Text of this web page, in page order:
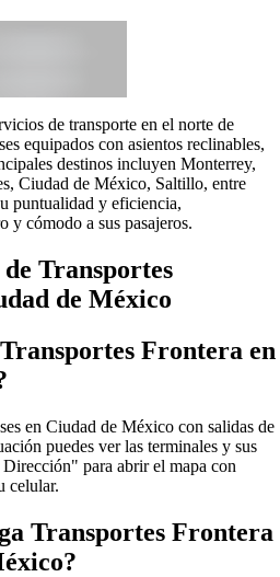
de transporte en el norte de
equipados con asientos reclinables,
destinos incluyen Monterrey,
Ciudad de México, Saltillo, entre
puntualidad y eficiencia,
y cómodo a sus pasajeros.
Transportes
de México
Transportes Frontera en
en Ciudad de México con salidas de
puedes ver las terminales y sus
para abrir el mapa con
celular.
Transportes Frontera